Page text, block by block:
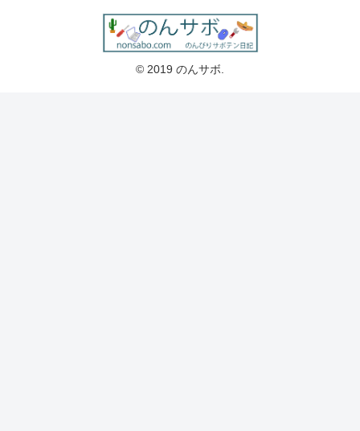
© 2019 のんサボ.